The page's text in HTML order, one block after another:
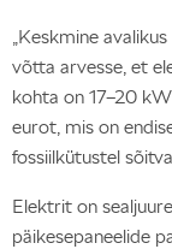
„Keskmine
võtta arvesse, et
kohta on 17–20
eurot, mis on
fossiilkütustel
Elektrit on
päikesepaneelide